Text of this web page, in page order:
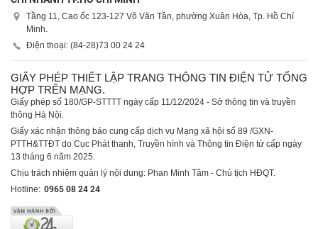
Tầng 11, Cao ốc 123-127 Võ Văn Tần, phường Xuân Hòa, Tp. Hồ Chí
Minh.
Điện thoại: (84-28)73 00 24 24
GIẤY PHÉP THIẾT LẬP TRANG THÔNG TIN ĐIỆN TỬ TỔNG
HỢP TRÊN MẠNG.
Giấy phép số 180/GP-STTTT ngày cấp 11/12/2024 - Sở thông tin và truyền
thông Hà Nội.
Giấy xác nhận thông báo cung cấp dịch vụ Mạng xã hội số 89 /GXN-
PTTH&TTĐT do Cục Phát thanh, Truyền hình và Thông tin Điện tử cấp ngày
13 tháng 6 năm 2025.
Chịu trách nhiệm quản lý nội dung: Phan Minh Tâm - Chủ tịch HĐQT.
Hotline: 0965 08 24 24